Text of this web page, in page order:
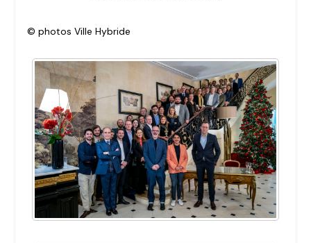
© photos Ville Hybride